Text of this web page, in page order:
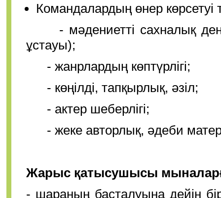
Командалардың өнер көрсетуі
- мәдениетті сахналық
ұстауы);
- жанрлардың көптүрлігі;
- көңілді, тапқырлық, әзіл;
- актер шеберлігі;
- жеке авторлық, әдеби
Жарыс қатысушысы
- шараның басталуына дейін